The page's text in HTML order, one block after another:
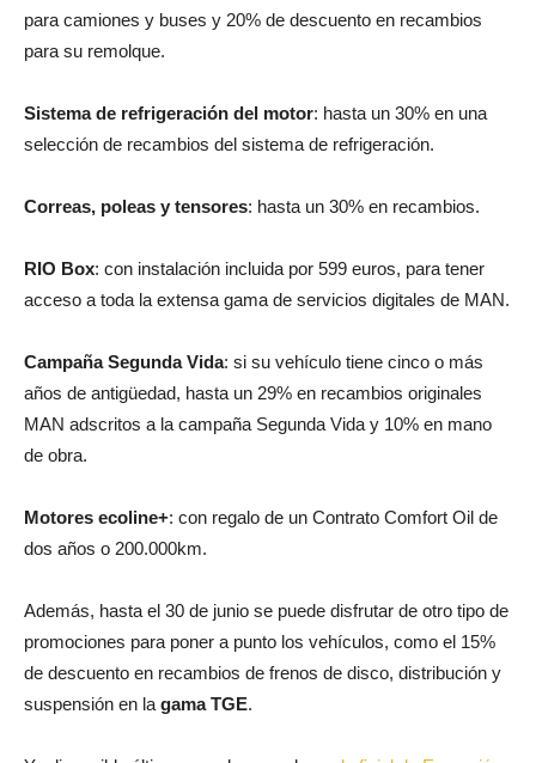
para camiones y buses y 20% de descuento en recambios
para su remolque.
Sistema de refrigeración del motor: hasta un 30% en una
selección de recambios del sistema de refrigeración.
Correas, poleas y tensores: hasta un 30% en recambios.
RIO Box: con instalación incluida por 599 euros, para tener
acceso a toda la extensa gama de servicios digitales de MAN.
Campaña Segunda Vida: si su vehículo tiene cinco o más
años de antigüedad, hasta un 29% en recambios originales
MAN adscritos a la campaña Segunda Vida y 10% en mano
de obra.
Motores ecoline+: con regalo de un Contrato Comfort Oil de
dos años o 200.000km.
Además, hasta el 30 de junio se puede disfrutar de otro tipo de
promociones para poner a punto los vehículos, como el 15%
de descuento en recambios de frenos de disco, distribución y
suspensión en la gama TGE.